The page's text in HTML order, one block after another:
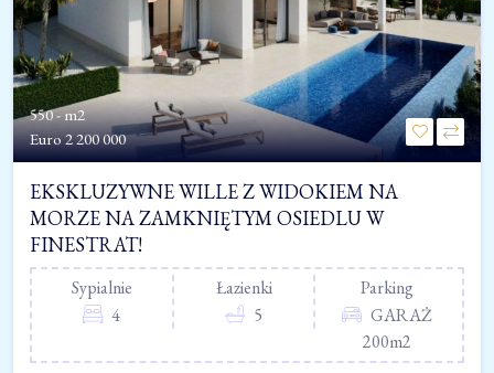
550 - m2
Euro2 200 000
EKSKLUZYWNE WILLE Z WIDOKIEM NA
MORZE NA ZAMKNIĘTYM OSIEDLU W
FINESTRAT!
Sypialnie
4
Łazienki
5
Parking
GARAŻ
200m2